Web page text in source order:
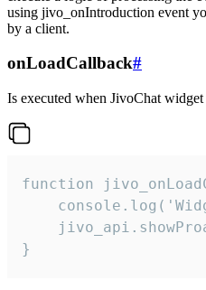
using jivo_onIntroduction event
by a client.
onLoadCallback#
Is executed when JivoChat
function
}